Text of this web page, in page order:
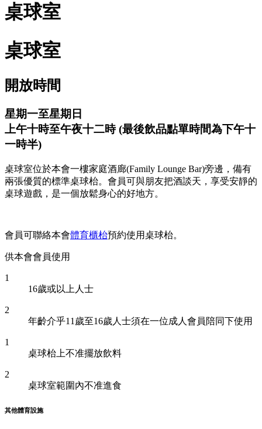
桌球室
桌球室
開放時間
星期一至星期日
上午十時至午夜十二時 (最後飲品點單時間為下午十
一時半)
桌球室位於本會一樓家庭酒廊(Family Lounge Bar)旁邊，備有
兩張優質的標準桌球枱。會員可與朋友把酒談天，享受安靜的
桌球遊戲，是一個放鬆身心的好地方。
會員可聯絡本會體育櫃枱預約使用桌球枱。
供本會會員使用
1
16歲或以上人士
2
年齡介乎11歲至16歲人士須在一位成人會員陪同下使用
1
桌球枱上不准擺放飲料
2
桌球室範圍內不准進食
其他體育設施